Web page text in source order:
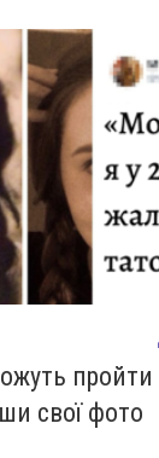
свої фото